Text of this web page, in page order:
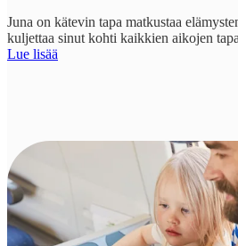
Juna on kätevin tapa matkustaa
kuljettaa sinut kohti kaikkien aikojen
Lue lisää